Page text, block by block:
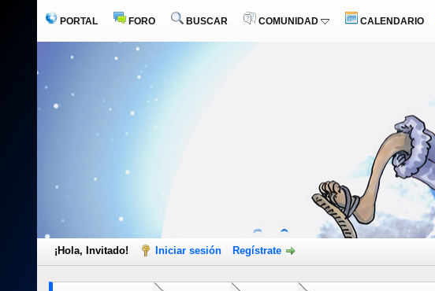
PORTAL FORO BUSCAR COMUNIDAD CALENDARIO
¡Hola, Invitado! Iniciar sesión Regístrate